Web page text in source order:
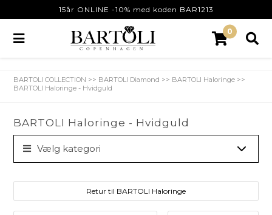
15år ONLINE -10% med koden BAR1213
0
BARTOLI COLLECTION >> BARTOLI Diamond >> BARTOLI Haloringe >>
BARTOLI Haloringe - Hvidguld
BARTOLI Haloringe - Hvidguld
Vælg kategori
Retur til BARTOLI Haloringe